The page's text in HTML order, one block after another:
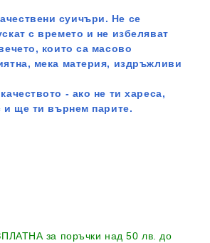
суичъри. Не се
с времето и не избеляват
които са масово
мека материя, издръжливи
- ако не ти хареса,
и ще ти върнем парите.
за поръчки над 50 лв. до